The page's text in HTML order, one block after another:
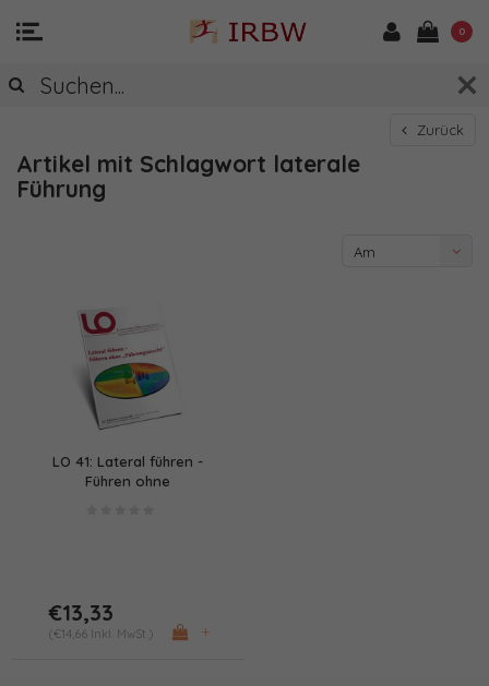
0
Zurück
Artikel mit Schlagwort laterale
Führung
Am
LO 41: Lateral führen -
Führen ohne
€13,33
(€14,66 Inkl. MwSt.) +